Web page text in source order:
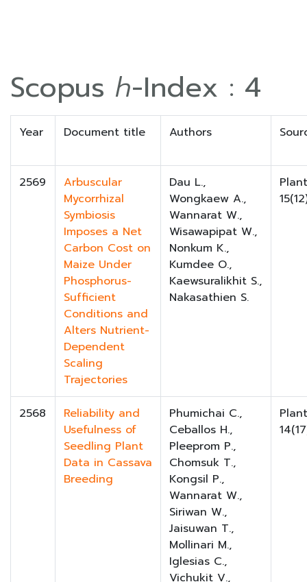
Scopus h-Index : 4
Year Document title Authors
2569
Arbuscular
Mycorrhizal
Symbiosis
Imposes a Net
Carbon Cost on
Maize Under
Phosphorus-
Sufficient
Conditions and
Alters Nutrient-
Dependent
Scaling
Trajectories
Dau L.,
Wongkaew A.,
Wannarat W.,
Wisawapipat W.,
Nonkum K.,
Kumdee O.,
Kaewsuralikhit S.,
Nakasathien S.
2568
Reliability and
Usefulness of
Seedling Plant
Data in Cassava
Breeding
Phumichai C.,
Ceballos H.,
Pleeprom P.,
Chomsuk T.,
Kongsil P.,
Wannarat W.,
Siriwan W.,
Jaisuwan T.,
Mollinari M.,
Iglesias C.,
Vichukit V.,